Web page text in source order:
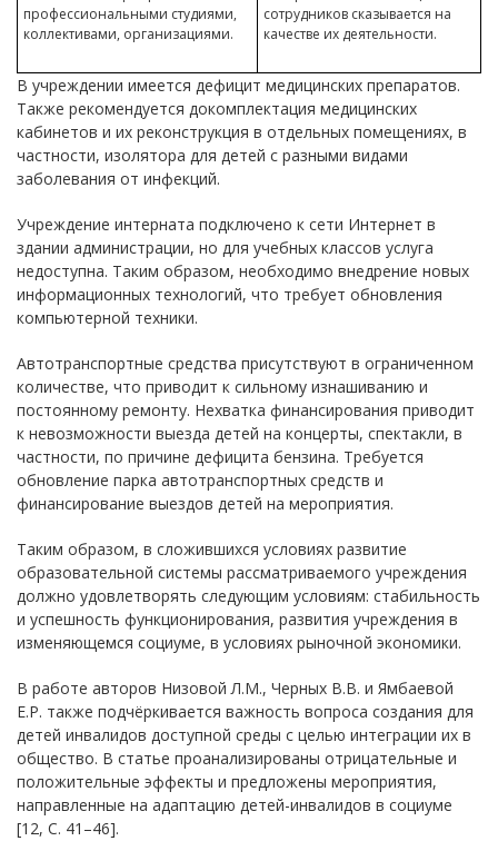
профессиональными студиями,
коллективами, организациями.
сотрудников сказывается на
качестве их деятельности.
В учреждении имеется дефицит медицинских препаратов.
Также рекомендуется докомплектация медицинских
кабинетов и их реконструкция в отдельных помещениях, в
частности, изолятора для детей с разными видами
заболевания от инфекций.
Учреждение интерната подключено к сети Интернет в
здании администрации, но для учебных классов услуга
недоступна. Таким образом, необходимо внедрение новых
информационных технологий, что требует обновления
компьютерной техники.
Автотранспортные средства присутствуют в ограниченном
количестве, что приводит к сильному изнашиванию и
постоянному ремонту. Нехватка финансирования приводит
к невозможности выезда детей на концерты, спектакли, в
частности, по причине дефицита бензина. Требуется
обновление парка автотранспортных средств и
финансирование выездов детей на мероприятия.
Таким образом, в сложившихся условиях развитие
образовательной системы рассматриваемого учреждения
должно удовлетворять следующим условиям: стабильность
и успешность функционирования, развития учреждения в
изменяющемся социуме, в условиях рыночной экономики.
В работе авторов Низовой Л.М., Черных В.В. и Ямбаевой
Е.Р. также подчёркивается важность вопроса создания для
детей инвалидов доступной среды с целью интеграции их в
общество. В статье проанализированы отрицательные и
положительные эффекты и предложены мероприятия,
направленные на адаптацию детей-инвалидов в социуме
[12, С. 41–46].